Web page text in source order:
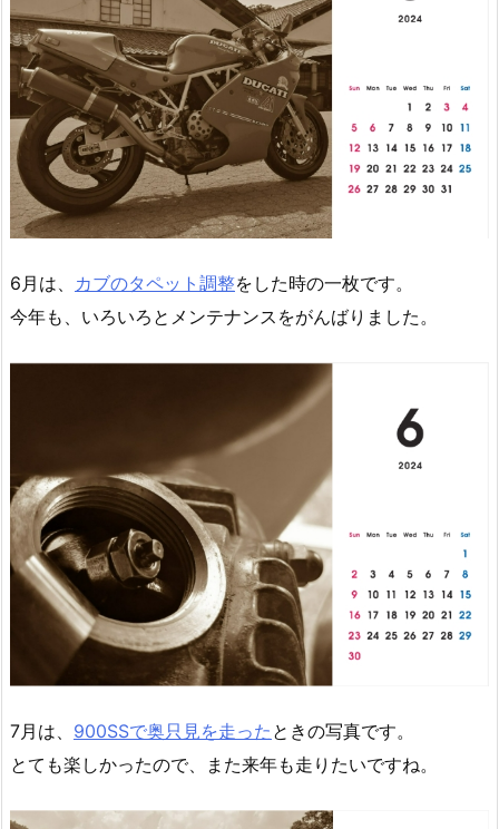
6月は、 カブのタペット調整をした時の一枚です。
今年も、いろいろとメンテナンスをがんばりました。
7月は、 900SSで奥只見を走った ときの写真です。
とても楽しかったので、また来年も走りたいですね。